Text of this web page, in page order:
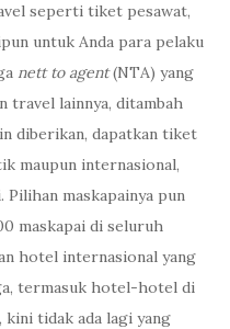
seperti tiket pesawat,
untuk Anda para pelaku
nett to agent(NTA) yang
travel lainnya, ditambah
diberikan, dapatkan tiket
maupun internasional,
maskapainya pun
maskapai di seluruh
hotel internasional yang
termasuk hotel-hotel di
kini tidak ada lagi yang